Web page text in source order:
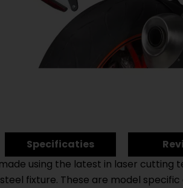
Specificaties
using the latest in laser
fixture. These are model